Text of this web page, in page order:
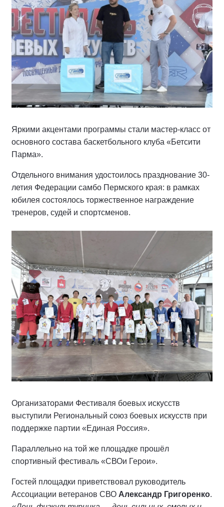
Яркими акцентами программы стали мастер-класс от
основного состава баскетбольного клуба «Бетсити
Парма».
Отдельного внимания удостоилось празднование 30-
летия Федерации самбо Пермского края: в рамках
юбилея состоялось торжественное награждение
тренеров, судей и спортсменов.
Организаторами Фестиваля боевых искусств
выступили Региональный союз боевых искусств при
поддержке партии «Единая Россия».
Параллельно на той же площадке прошёл
спортивный фестиваль «СВОи Герои».
Гостей площадки приветствовал руководитель
Ассоциации ветеранов СВО Александр Григоренко.